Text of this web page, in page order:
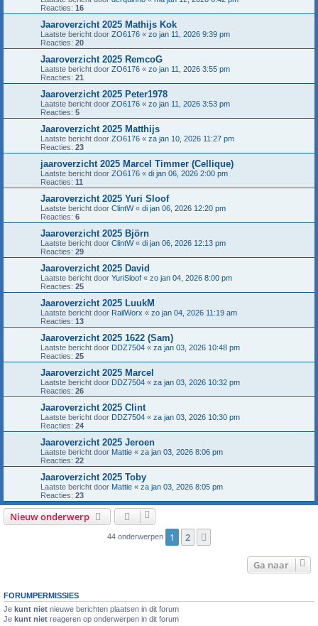
Reacties: 16
Jaaroverzicht 2025 Mathijs Kok
Laatste bericht door ZO6176 « zo jan 11, 2026 9:39 pm
Reacties: 20
Jaaroverzicht 2025 RemcoG
Laatste bericht door ZO6176 « zo jan 11, 2026 3:55 pm
Reacties: 21
Jaaroverzicht 2025 Peter1978
Laatste bericht door ZO6176 « zo jan 11, 2026 3:53 pm
Reacties: 5
Jaaroverzicht 2025 Matthijs
Laatste bericht door ZO6176 « za jan 10, 2026 11:27 pm
Reacties: 23
jaaroverzicht 2025 Marcel Timmer (Cellique)
Laatste bericht door ZO6176 « di jan 06, 2026 2:00 pm
Reacties: 11
Jaaroverzicht 2025 Yuri Sloof
Laatste bericht door ClintW« di jan 06, 2026 12:20 pm
Reacties: 6
Jaaroverzicht 2025 Björn
Laatste bericht door ClintW« di jan 06, 2026 12:13 pm
Reacties: 29
Jaaroverzicht 2025 David
Laatste bericht door YuriSloof « zo jan 04, 2026 8:00 pm
Reacties: 25
Jaaroverzicht 2025 LuukM
Laatste bericht door RailWorx « zo jan 04, 2026 11:19 am
Reacties: 13
Jaaroverzicht 2025 1622 (Sam)
Laatste bericht door DDZ7504 « za jan 03, 2026 10:48 pm
Reacties: 25
Jaaroverzicht 2025 Marcel
Laatste bericht door DDZ7504 « za jan 03, 2026 10:32 pm
Reacties: 26
Jaaroverzicht 2025 Clint
Laatste bericht door DDZ7504 « za jan 03, 2026 10:30 pm
Reacties: 24
Jaaroverzicht 2025 Jeroen
Laatste bericht door Mattie « za jan 03, 2026 8:06 pm
Reacties: 22
Jaaroverzicht 2025 Toby
Laatste bericht door Mattie « za jan 03, 2026 8:05 pm
Reacties: 23
Nieuw onderwerp
44 onderwerpen 1 2
Ga naar
FORUMPERMISSIES
Je kunt niet nieuwe berichten plaatsen in dit forum
Je kunt niet reageren op onderwerpen in dit forum